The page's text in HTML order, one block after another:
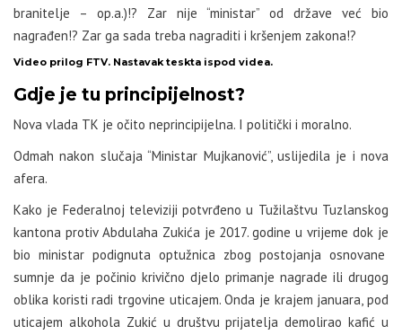
branitelje – op.a.)!? Zar nije “ministar” od države već bio
nagrađen!? Zar ga sada treba nagraditi i kršenjem zakona!?
Video prilog FTV. Nastavak teskta ispod videa.
Gdje je tu principijelnost?
Nova vlada TK je očito neprincipijelna. I politički i moralno.
Odmah nakon slučaja “Ministar Mujkanović”, uslijedila je i nova
afera.
Kako je Federalnoj televiziji potvrđeno u Tužilaštvu Tuzlanskog
kantona protiv Abdulaha Zukića je 2017. godine u vrijeme dok je
bio ministar podignuta optužnica zbog postojanja osnovane
sumnje da je počinio krivično djelo primanje nagrade ili drugog
oblika koristi radi trgovine uticajem. Onda je krajem januara, pod
uticajem alkohola Zukić u društvu prijatelja demolirao kafić u